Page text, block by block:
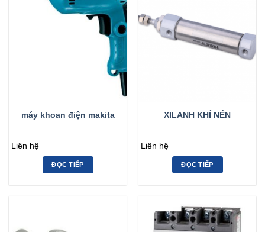
máy khoan điện makita
Liên hệ
ĐỌC TIẾP
XILANH KHÍ NÉN
Liên hệ
ĐỌC TIẾP